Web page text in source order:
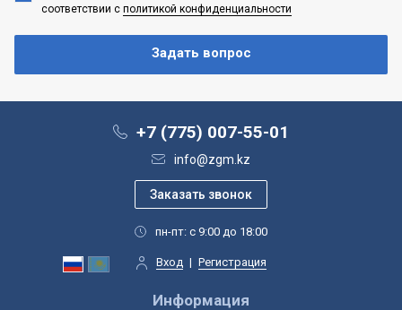
соответствии с политикой конфиденциальности
+7 (775) 007-55-01
info@zgm.kz
пн-пт: с 9:00 до 18:00
Вход | Регистрация
Информация